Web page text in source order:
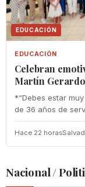
EDUCACIÓN
EDUCACIÓN
Celebran
Martín
*“Debes estar
de 36 años de
Hace 22 horas
Nacional /